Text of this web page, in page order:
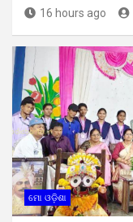
16 hours ago
ମୋ ଓଡ଼ିଶା